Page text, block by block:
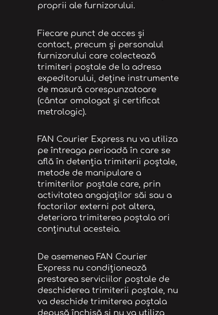
proprii ale furnizorului.
Fiecare punct de acces și
contact, precum și personalul
furnizorului care colectează
trimiteri poștale de la adresa
expeditorului, deține instrumente
de masură corespunzatoare
(cântar omologat și certificat
metrologic).
FAN Courier Express nu va utiliza
pe întreaga perioadă în care se
află în detenția trimiterii poștale,
metode de manipulare a
trimiterilor poștale care, prin
activitatea angajaților săi sau a
factorilor externi pot altera,
deteriora trimiterea poștala ori
conținutul acesteia.
De asemenea FAN Courier
Express nu condiționează
prestarea serviciilor poștale de
deschiderea trimiterii poștale, nu
va deschide trimiterea poștala
depusă închisă și nu va utiliza